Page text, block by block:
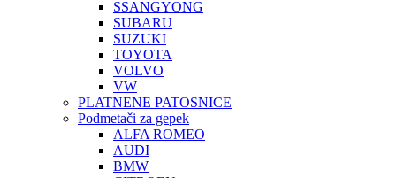
SSANGYONG
SUBARU
SUZUKI
TOYOTA
VOLVO
VW
PLATNENE PATOSNICE
Podmetači za gepek
ALFA ROMEO
AUDI
BMW